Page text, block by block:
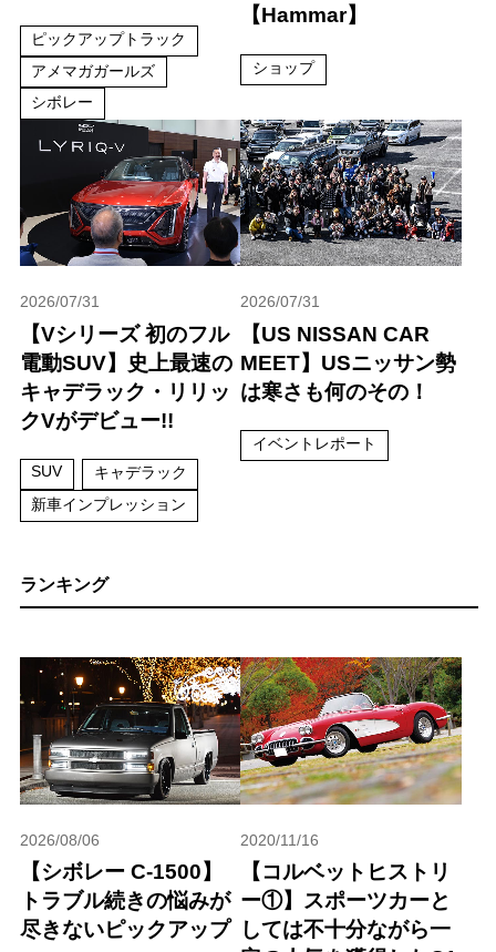
ピックアップトラック
アメマガガールズ
シボレー
【Hammar】
ショップ
2026/07/31
【Vシリーズ 初のフル
電動SUV】史上最速の
キャデラック・リリッ
クVがデビュー!!
SUV
キャデラック
新車インプレッション
2026/07/31
【US NISSAN CAR
MEET】USニッサン勢
は寒さも何のその！
イベントレポート
ランキング
2026/08/06
【シボレー C-1500】
トラブル続きの悩みが
尽きないピックアップ
2020/11/16
【コルベットヒストリ
ー①】スポーツカーと
しては不十分ながら一